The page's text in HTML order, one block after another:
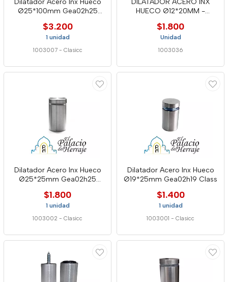
Dilatador Acero Inx Hueco
Ø25*100mm Gea02h25
$3.200
1 unidad
1003007 - Clasicc
DILATADOR ACERO INX
HUECO Ø12*20MM -
$1.800
Unidad
1003036
Dilatador Acero Inx Hueco
Ø25*25mm Gea02h25
$1.800
1 unidad
1003002 - Clasicc
Dilatador Acero Inx Hueco
Ø19*25mm Gea02h19 Class
$1.400
1 unidad
1003001 - Clasicc